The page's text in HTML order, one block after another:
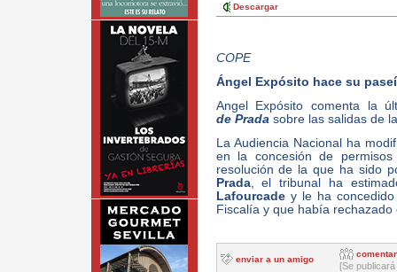
Descargar
COPE
Ángel Expósito hace su
Angel Expósito comenta la
de Pradasobre las salidas de
La Audiencia Nacional ha
en la concesión de
resolución de la que ha sido
Prada, el tribunal ha
Lafourcadey le ha concedido
Fiscalía y que había
enviar a un amigo
comentar
[Se